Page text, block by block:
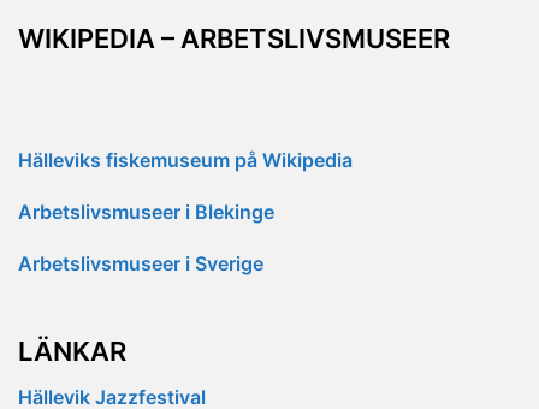
WIKIPEDIA – ARBETSLIVSMUSEER
Hälleviks fiskemuseum på Wikipedia
Arbetslivsmuseer i Blekinge
Arbetslivsmuseer i Sverige
LÄNKAR
Hällevik Jazzfestival